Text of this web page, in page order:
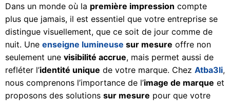
Dans un monde où la première impression compte
plus que jamais, il est essentiel que votre entreprise se
distingue visuellement, que ce soit de jour comme de
nuit. Une enseigne lumineuse sur mesure offre non
seulement une visibilité accrue, mais permet aussi de
refléter l’identité unique de votre marque. Chez Atba3li,
nous comprenons l’importance de l’image de marque et
proposons des solutions sur mesure pour que votre